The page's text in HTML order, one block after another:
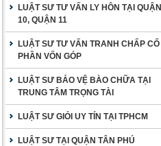
LUẬT SƯ TƯ VẤN LY HÔN TẠI QUẬN
10, QUẬN 11
LUẬT SƯ TƯ VẤN TRANH CHẤP CỐ
PHẦN VỐN GÓP
LUẬT SƯ BẢO VỆ BÀO CHỮA TẠI
TRUNG TÂM TRỌNG TÀI
LUẬT SƯ GIỎI UY TÍN TẠI TPHCM
LUẬT SƯ TẠI QUẬN TÂN PHÚ